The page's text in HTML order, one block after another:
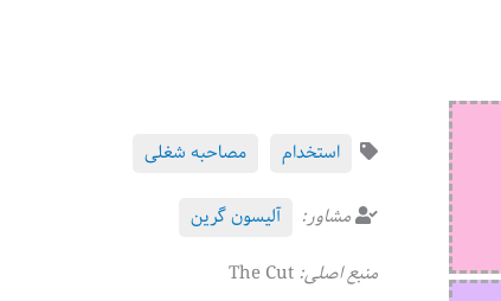
استخدام مصاحبه شغلی
مشاور:
آلیسون گرین
منبع اصلی:The Cut